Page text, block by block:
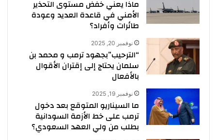
ماذا يعني خفض مستوى التحذير
الأمني في قاعدة العديد وعودة
طائرات وأفراد؟
نوفمبر 20, 2025
“الترحيب”بجهود ترمب و محمد بن
سلمان يحتاج إلى إقتران الأقوال
بالأفعال
نوفمبر 19, 2025
ما السيناريو المتوقع بعد دخول
ترمب على خط الأزمة السودانية
بطلب من ولي العهد السعودي؟